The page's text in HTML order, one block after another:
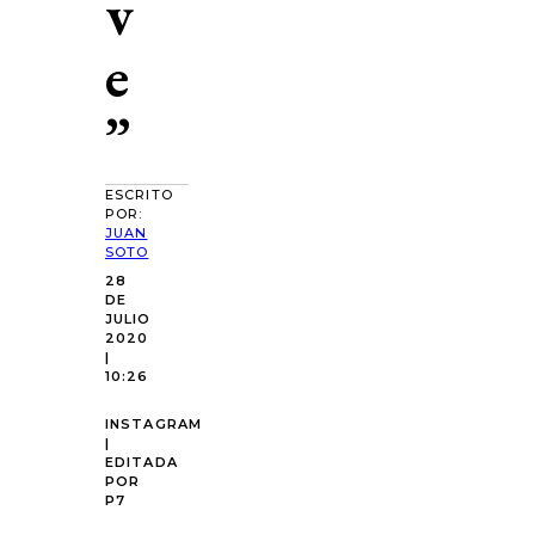
e
”
ESCRITO
POR:
JUAN
SOTO
28
DE
JULIO
2020
|
10:26
INSTAGRAM
|
EDITADA
POR
P7